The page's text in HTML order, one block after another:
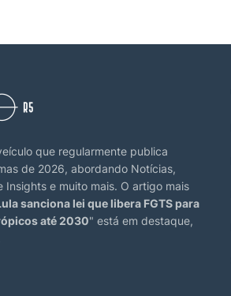
que regularmente publica
de 2026, abordando Notícias,
Insights e muito mais. O artigo mais
sanciona lei que libera FGTS para
até 2030" está em destaque,